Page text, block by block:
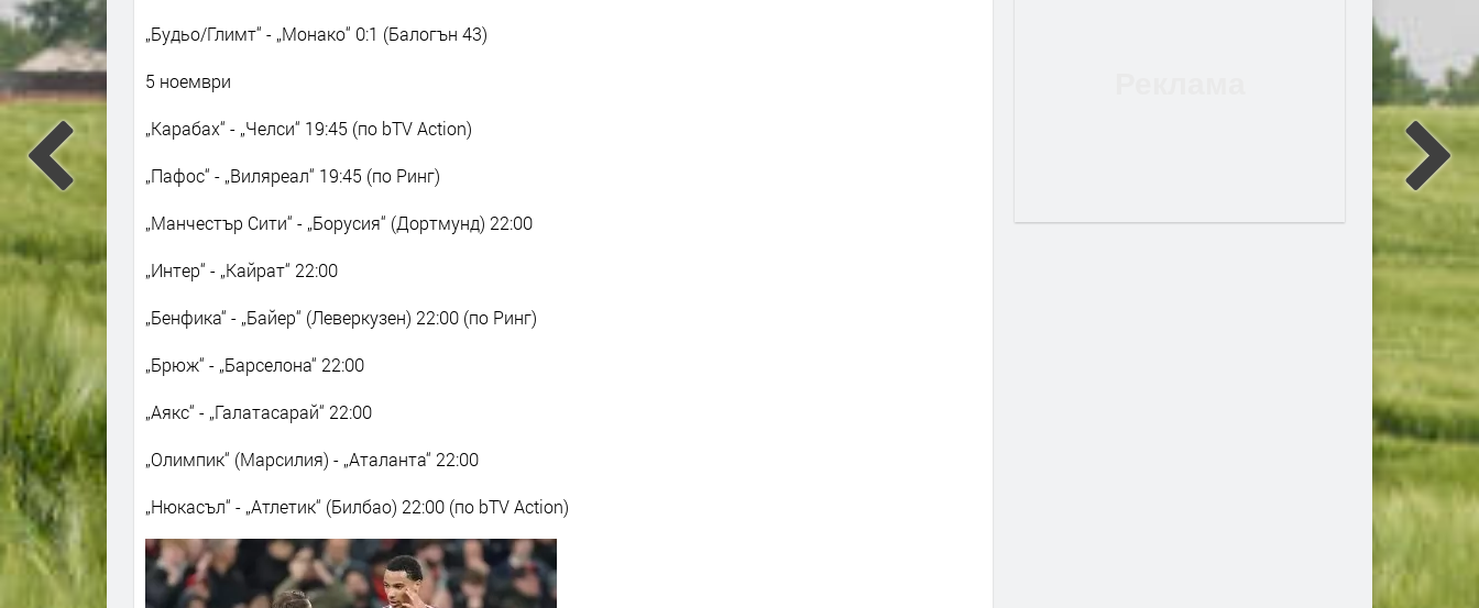
„Будьо/Глимт“ - „Монако“ 0:1 (Балогън 43)
5 ноември
„Карабах“ - „Челси“ 19:45 (по bTV Action)
„Пафос“ - „Виляреал“ 19:45 (по Ринг)
„Манчестър Сити“ - „Борусия“ (Дортмунд) 22:00
„Интер“ - „Кайрат“ 22:00
„Бенфика“ - „Байер“ (Леверкузен) 22:00 (по Ринг)
„Брюж“ - „Барселона“ 22:00
„Аякс“ - „Галатасарай“ 22:00
„Олимпик“ (Марсилия) - „Аталанта“ 22:00
„Нюкасъл“ - „Атлетик“ (Билбао) 22:00 (по bTV Action)